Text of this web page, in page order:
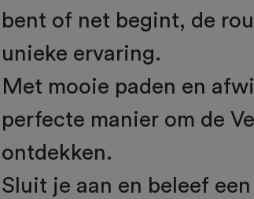
bent of net begint, de
unieke ervaring.
Met mooie paden en
perfecte manier om de
ontdekken.
Sluit je aan en beleef